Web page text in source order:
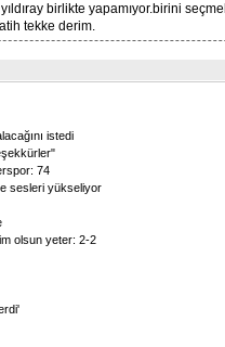
birlikte yapamıyor.birini
tekke derim.
istedi
74
sesleri yükseliyor
olsun yeter: 2-2